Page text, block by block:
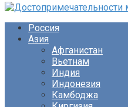
Перейти
контентуРоссия
Азия
Афганистан
Вьетнам
Индия
Индонезия
Камбоджа